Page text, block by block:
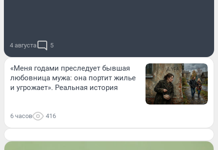
4 августа 5
«Меня годами преследует бывшая
любовница мужа: она портит жилье
и угрожает». Реальная история
6 часов 416